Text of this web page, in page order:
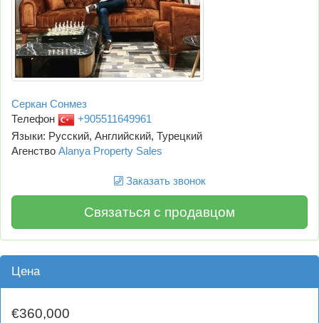
Серкан Сонмез
Телефон
+905511649961
Языки: Русский, Английский, Турецкий
Агенство Alanya Property Sales
Заказать звонок
Связаться с продавцом
Цена
€360,000